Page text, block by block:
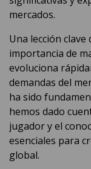
mercados.
Una lección
importancia de
evoluciona
demandas del
ha sido
hemos dado
jugador y el
esenciales para
global.